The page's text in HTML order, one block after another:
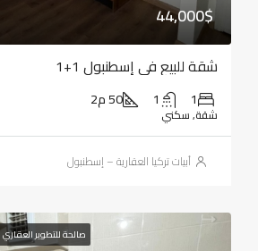
44,000$
شقة للبيع في إسطنبول 1+1
1
1 50 م2
شقة, سكني
أبيات تركيا العقارية – إسطنبول
صالحة للتطوير العقاري